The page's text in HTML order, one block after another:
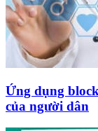
Ứng dụng
của người dân